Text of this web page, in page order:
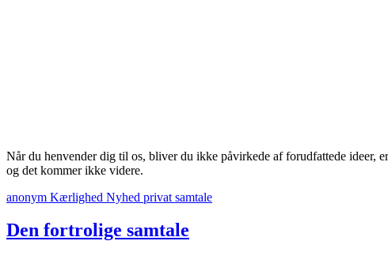
Når du henvender dig til os, bliver du ikke påvirkede af forudfattede ideer,
og det kommer ikke videre.
anonym Kærlighed Nyhed privat samtale
Den fortrolige samtale